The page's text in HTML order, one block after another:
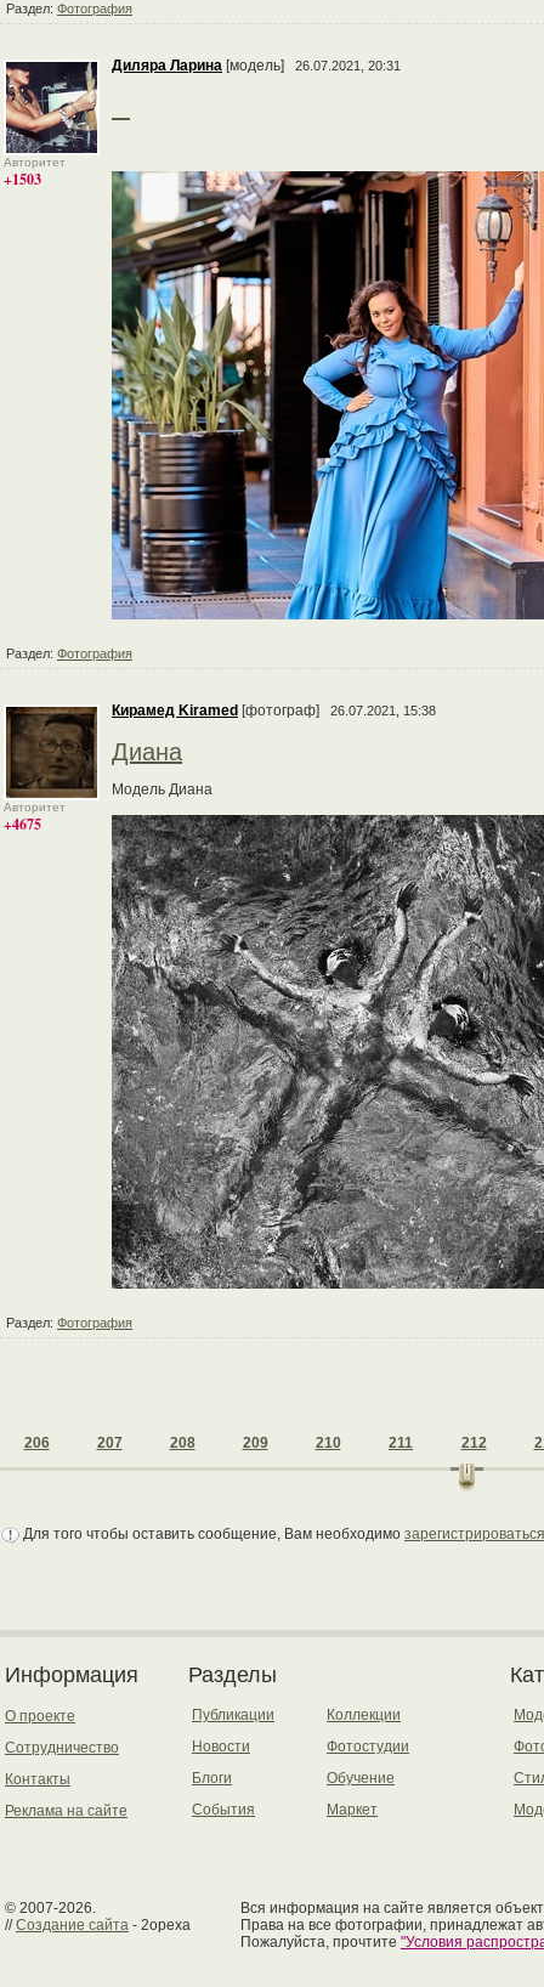
Раздел: Фотография
Авторитет
+1503
Диляра Ларина [модель] 26.07.2021, 20:31
Раздел: Фотография
Авторитет
+4675
Кирамед Kiramed [фотограф] 26.07.2021, 15:38
Диана
Модель Диана
Раздел: Фотография
206 207 208 209 210 211 212
Для того чтобы оставить сообщение, Вам необходимо зарегистрироваться
Информация
О проекте
Сотрудничество
Контакты
Реклама на сайте
Разделы
Публикации
Новости
Блоги
События
Коллекции
Фотостудии
Обучение
Маркет
© 2007-2026.
//Создание сайта - 2opexa
Вся информация на сайте является
Права на все фотографии, принадлежат
Пожалуйста, прочтите "Условия